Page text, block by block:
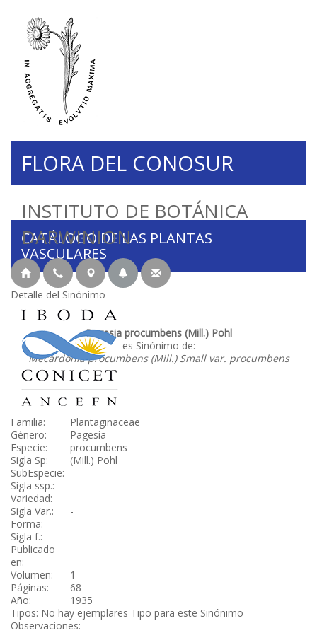
INSTITUTO DE BOTÁNICA
DARWINION
FLORA DEL CONOSUR
CATÁLOGO DE LAS PLANTAS
VASCULARES
Detalle del Sinónimo
Pagesia procumbens (Mill.) Pohl
es Sinónimo de:
Mecardonia procumbens (Mill.) Small var. procumbens
Familia:
Plantaginaceae
Género:
Pagesia
Especie:
procumbens
Sigla Sp:
(Mill.) Pohl
SubEspecie:
Sigla ssp.:
-
Variedad:
Sigla Var.:
-
Forma:
Sigla f.:
-
Publicado
en:
Volumen:
1
Páginas:
68
Año:
1935
Tipos: No hay ejemplares Tipo para este Sinónimo
Observaciones: